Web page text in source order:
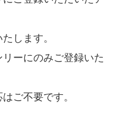
します。
ーにのみご登録いた
ご不要です。